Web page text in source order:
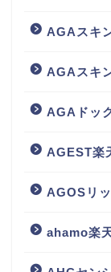
AGAスキ
AGAスキ
AGAドッ
AGEST楽
AGOSリ
ahamo楽